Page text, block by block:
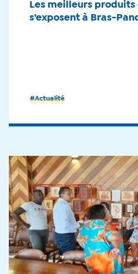
#Actualité
Les meilleurs produits
s’exposent à Bras-